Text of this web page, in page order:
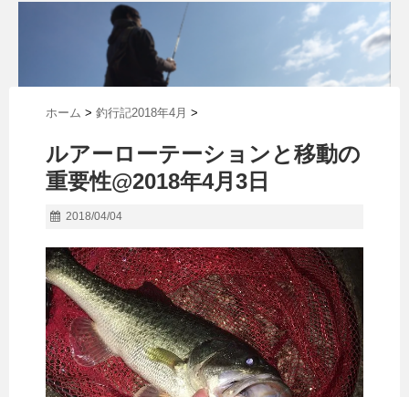
ホーム > 釣行記2018年4月 >
ルアーローテーションと移動の
重要性@2018年4月3日
2018/04/04